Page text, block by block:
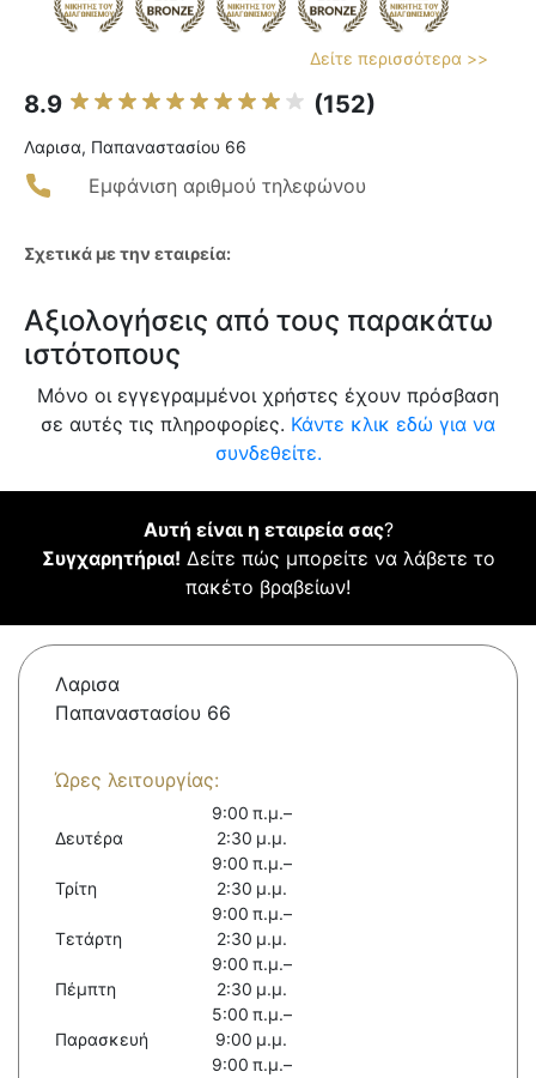
Δείτε περισσότερα >>
8.9 (152)
Λαρισα, Παπαναστασίου 66
Εμφάνιση αριθμού τηλεφώνου
Σχετικά με την εταιρεία:
Αξιολογήσεις από τους παρακάτω
ιστότοπους
Μόνο οι εγγεγραμμένοι χρήστες έχουν πρόσβαση
σε αυτές τις πληροφορίες. Κάντε κλικ εδώ για να
συνδεθείτε.
Αυτή είναι η εταιρεία σας?
Συγχαρητήρια! Δείτε πώς μπορείτε να λάβετε το
πακέτο βραβείων!
Λαρισα
Παπαναστασίου 66
Ώρες λειτουργίας:
Δευτέρα
9:00 π.μ.–
2:30 μ.μ.
Τρίτη
9:00 π.μ.–
2:30 μ.μ.
Τετάρτη
9:00 π.μ.–
2:30 μ.μ.
Πέμπτη
9:00 π.μ.–
2:30 μ.μ.
Παρασκευή
5:00 π.μ.–
9:00 μ.μ.
9:00 π.μ.–